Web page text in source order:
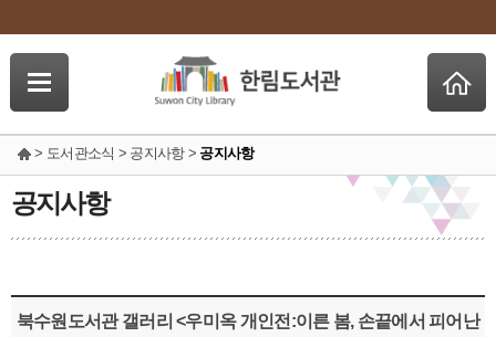
> 도서관소식 > 공지사항 > 공지사항
공지사항
북수원도서관 갤러리 <우미옥 개인전:이른 봄, 손끝에서 피어난